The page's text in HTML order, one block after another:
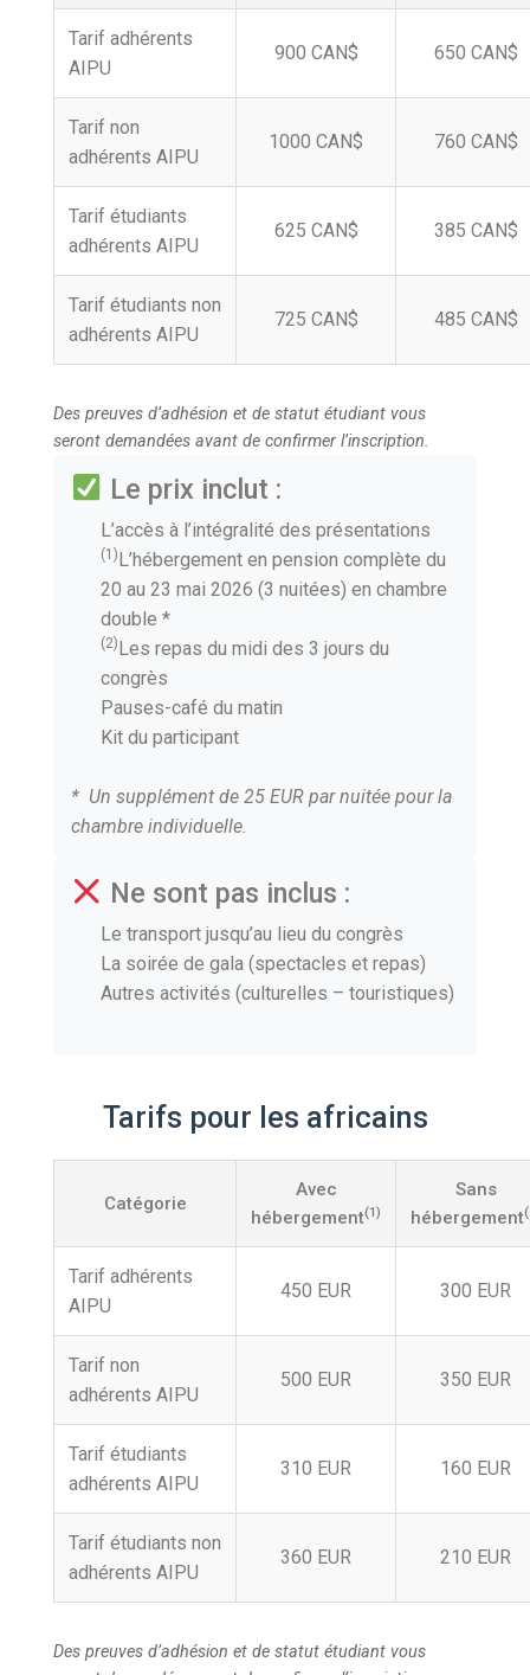
Tarif adhérents
AIPU
900 CAN$ 650 CAN$
Tarif non
adhérents AIPU
1000 CAN$ 760 CAN$
Tarif étudiants
adhérents AIPU
625 CAN$ 385 CAN$
Tarif étudiants non
adhérents AIPU
725 CAN$ 485 CAN$
Des preuves d’adhésion et de statut étudiant vous
seront demandées avant de confirmer l’inscription.
Le prix inclut :
L’accès à l’intégralité des présentations
(1)L’hébergement en pension complète du
20 au 23 mai 2026 (3 nuitées) en chambre
double *
(2)Les repas du midi des 3 jours du
congrès
Pauses-café du matin
Kit du participant
* Un supplément de 25 EUR par nuitée pour la
chambre individuelle.
Ne sont pas inclus :
Le transport jusqu’au lieu du congrès
La soirée de gala (spectacles et repas)
Autres activités (culturelles – touristiques)
Tarifs pour les africains
Catégorie
Avec
hébergement(1)
Sans
hébergement
Tarif adhérents
AIPU
450 EUR 300 EUR
Tarif non
adhérents AIPU
500 EUR 350 EUR
Tarif étudiants
adhérents AIPU
310 EUR 160 EUR
Tarif étudiants non
adhérents AIPU
360 EUR 210 EUR
Des preuves d’adhésion et de statut étudiant vous